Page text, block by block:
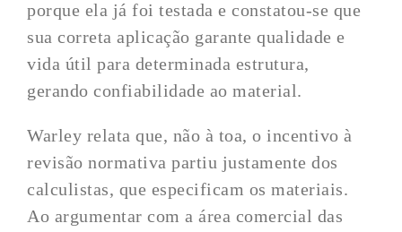
porque ela já foi testada e constatou-se que
sua correta aplicação garante qualidade e
vida útil para determinada estrutura,
gerando confiabilidade ao material.
Warley relata que, não à toa, o incentivo à
revisão normativa partiu justamente dos
calculistas, que especificam os materiais.
Ao argumentar com a área comercial das